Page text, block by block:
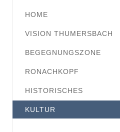
HOME
VISION THUMERSBACH
BEGEGNUNGSZONE
RONACHKOPF
HISTORISCHES
KULTUR